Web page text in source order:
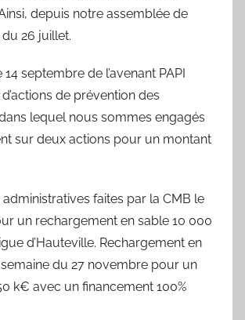
depuis notre assemblée de
26 juillet.
14 septembre de l’avenant PAPI
de prévention des
lequel nous sommes engagés
sur deux actions pour un montant
administratives faites par la CMB le
un rechargement en sable 10 000
d’Hauteville. Rechargement en
du 27 novembre pour un
k€ avec un financement 100%